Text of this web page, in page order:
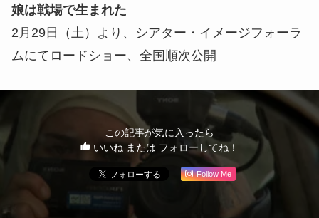
娘は戦場で生まれた
2月29日（土）より、シアター・イメージフォーラ
ムにてロードショー、全国順次公開
この記事が気に入ったら
いいね または フォローしてね！
Follow Me